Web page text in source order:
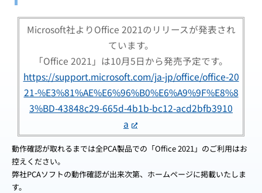
Microsoft社よりOffice 2021のリリースが発表され
ています。
「Office 2021」は10月5日から発売予定です。
https://support.microsoft.com/ja-jp/office/office-20
21-%E3%81%AE%E6%96%B0%E6%A9%9F%E8%8
3%BD-43848c29-665d-4b1b-bc12-acd2bfb3910
a
動作確認が取れるまでは全PCA製品での「Office 2021」のご利用はお
控えください。
弊社PCAソフトの動作確認が出来次第、ホームページに掲載いたしま
す。